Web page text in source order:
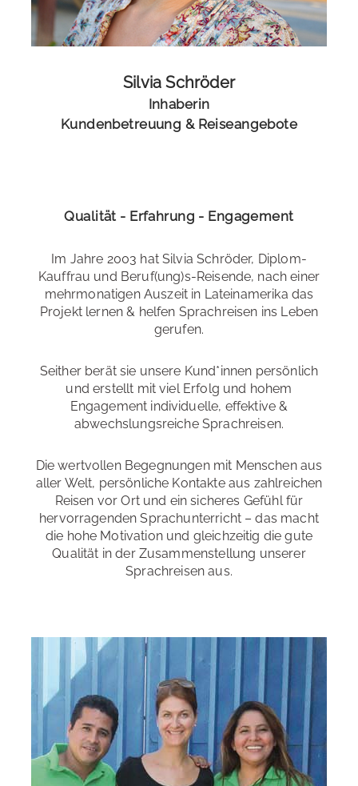
Silvia Schröder
Inhaberin
Kundenbetreuung & Reiseangebote
Qualität - Erfahrung - Engagement
Im Jahre 2003 hat Silvia Schröder, Diplom-
Kauffrau und Beruf(ung)s-Reisende, nach einer
mehrmonatigen Auszeit in Lateinamerika das
Projekt lernen & helfen Sprachreisen ins Leben
gerufen.
Seither berät sie unsere Kund*innen persönlich
und erstellt mit viel Erfolg und hohem
Engagement individuelle, effektive &
abwechslungsreiche Sprachreisen.
Die wertvollen Begegnungen mit Menschen aus
aller Welt, persönliche Kontakte aus zahlreichen
Reisen vor Ort und ein sicheres Gefühl für
hervorragenden Sprachunterricht – das macht
die hohe Motivation und gleichzeitig die gute
Qualität in der Zusammenstellung unserer
Sprachreisen aus.